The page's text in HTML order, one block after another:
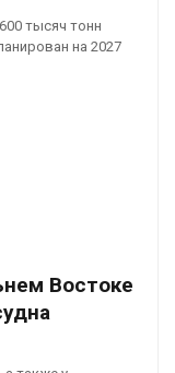
тысяч тонн
на 2027
Востоке